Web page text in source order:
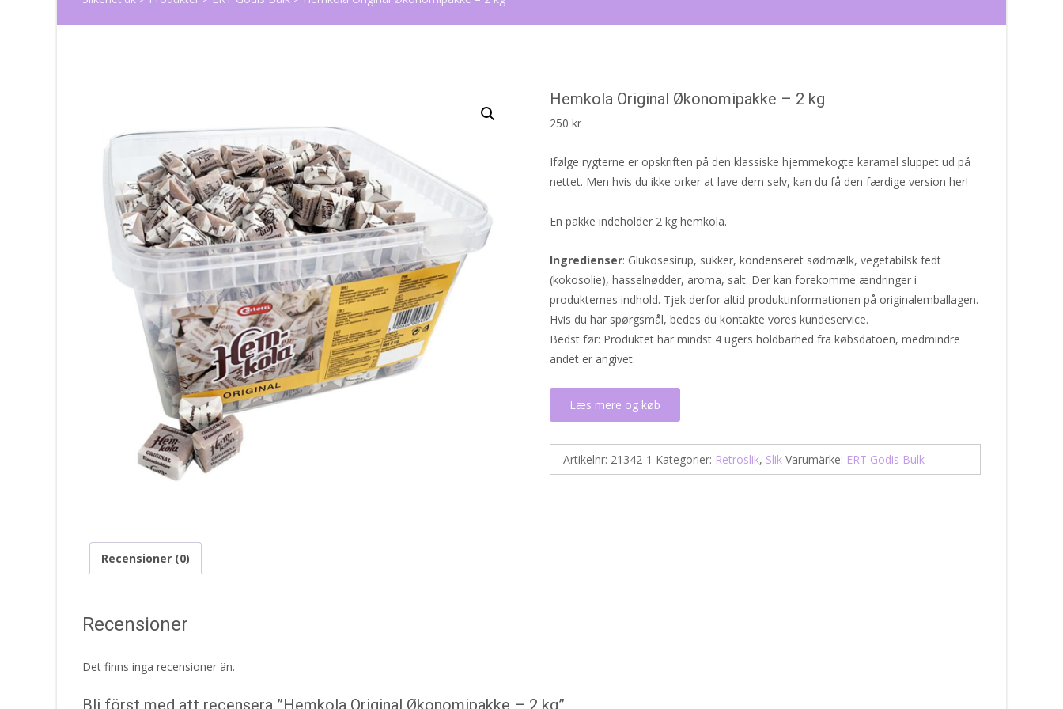
Hemkola Original Økonomipakke – 2 kg
250 kr
Ifølge rygterne er opskriften på den klassiske hjemmekogte karamel sluppet ud på
nettet. Men hvis du ikke orker at lave dem selv, kan du få den færdige version her!
En pakke indeholder 2 kg hemkola.
Ingredienser: Glukosesirup, sukker, kondenseret sødmælk, vegetabilsk fedt
(kokosolie), hasselnødder, aroma, salt. Der kan forekomme ændringer i
produkternes indhold. Tjek derfor altid produktinformationen på originalemballagen.
Hvis du har spørgsmål, bedes du kontakte vores kundeservice.
Bedst før: Produktet har mindst 4 ugers holdbarhed fra købsdatoen, medmindre
andet er angivet.
Læs mere og køb
Artikelnr: 21342-1 Kategorier: Retroslik, Slik Varumärke: ERT Godis Bulk
Recensioner (0)
Recensioner
Det finns inga recensioner än.
Bli först med att recensera ”Hemkola Original Økonomipakke – 2 kg”